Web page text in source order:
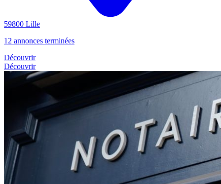
59800 Lille
12 annonces terminées
Découvrir
Découvrir